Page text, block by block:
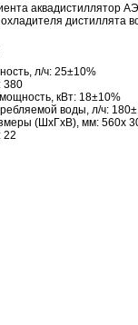
аквадистиллятор
дистиллята
л/ч: 25±10%
380
кВт: 18±10%
воды, л/ч:
(ШхГхВ), мм: 560х
22